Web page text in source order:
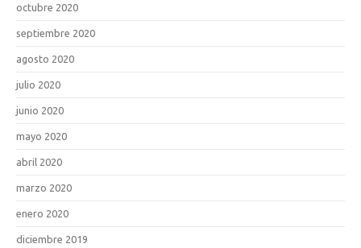
octubre 2020
septiembre 2020
agosto 2020
julio 2020
junio 2020
mayo 2020
abril 2020
marzo 2020
enero 2020
diciembre 2019